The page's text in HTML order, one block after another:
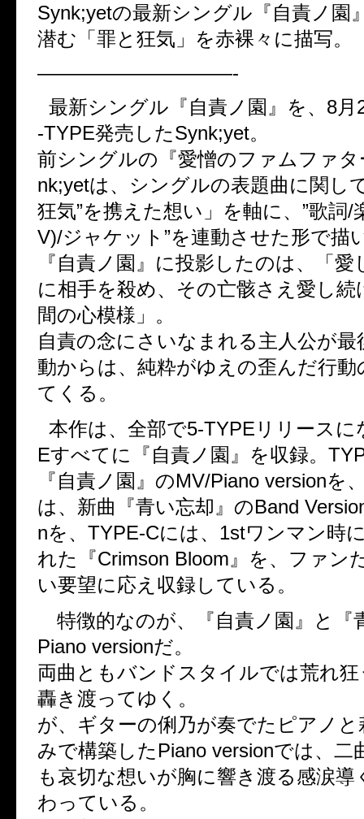
Synk;yetの最新シングル『自責ノ園
潜む「罪と狂気」を赤裸々に描写。
——————————-
最新シングル『自責ノ園』を、8月
-TYPE発売したSynk;yet。
前シングルの『愛憎のファムファ
nk;yetは、シングルの表題曲に関し
狂気”を携えた想い」を軸に、”歌詞/
V)/ジャケット”を連動させた形で描
『自責ノ園』に投影したのは、「
に相手を殺め、その亡骸さえ愛し続
間の心模様」。
自責の念にさいなまれる主人公が最
動からは、純粋がゆえの歪んだ行動
てくる。
本作は、全部で5-TYPEリリースに
Eすべてに『自責ノ園』を収録。
『自責ノ園』のMV/Piano versionを
は、新曲『青い忘却』のBand
nを、TYPE-Cには、1stワンマン時
れた『Crimson Bloom』を、ファン
い要望に応え収録している。
特徴的なのが、『自責ノ園』と『
Piano versionだ。
両曲ともバンドスタイルでは荒れ
轟き渡ってゆく。
が、ギターの俐乃が奏でたピアノと
みで構築したPiano versionでは、二
も哀切な想いが胸に響き渡る感涙導
わっている。